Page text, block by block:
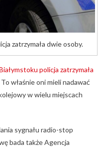
zatrzymała dwie osoby.
policja zatrzymała
właśnie oni mieli nadawać
w wielu miejscach
sygnału radio-stop
bada także Agencja